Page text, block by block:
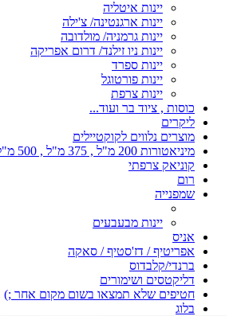
יינות איטליה
יינות ארגנטינה/ צ'ילה
יינות גרמניה/ מולדובה
יינות ניו זילנד/ דרום אפריקה
יינות ספרד
יינות פורטוגל
יינות צרפת
כוסות , ציוד בר ועוד...
ליקרים
מוצרים נלווים לקוקטיילים
מיניאטורות 200 מ"ל , 375 מ"ל , 500 מ"ל
קוניאק צרפתי
רום
שמפנייה
יינות מבעבעים
אניס
אפריטיף / דז'סטיף / סאקה
ברנדי/קלבדוס
דליקטסים ושימורים
חטיפים שלא תמצאו בשום מקום אחר ;)
בלוג